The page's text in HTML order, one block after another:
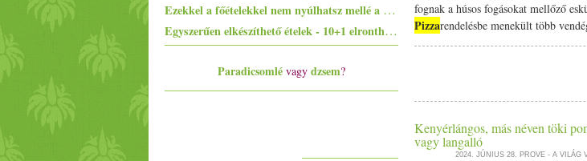
Ezekkel a főételekkel nem nyúlhatsz mellé a hőségben - 5+1 kánikularecept
Egyszerűen elkészíthető ételek - 10+1 elronthatatlan recept kezdő konyhatündéreknek
Paradicsomlé vagy dzsem?
fognak a húsos fogásokat mellőző
Pizzarendelésbe menekült több
Kenyérlángos, más néven töki
vagy langalló
2024. JÚNIUS 28. PROVE - A VILÁG